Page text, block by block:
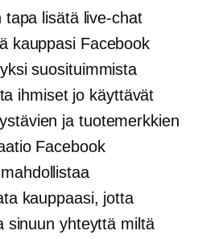
tapa lisätä live-chat
kauppasi Facebook
suosituimmista
ihmiset jo käyttävät
ja tuotemerkkien
Facebook
kauppaasi, jotta
sinuun yhteyttä miltä